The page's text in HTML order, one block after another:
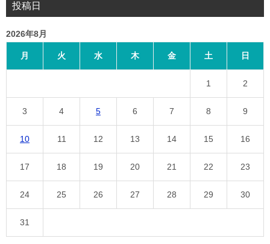
投稿日
2026年8月
月 火 水 木 金 土 日
1 2
3 4 5 6 7 8 9
10 11 12 13 14 15 16
17 18 19 20 21 22 23
24 25 26 27 28 29 30
31